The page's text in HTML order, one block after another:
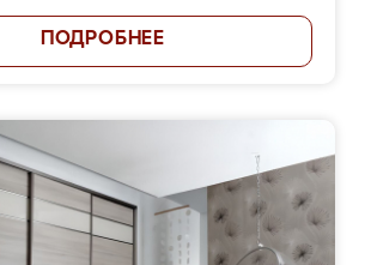
ПОДРОБНЕЕ